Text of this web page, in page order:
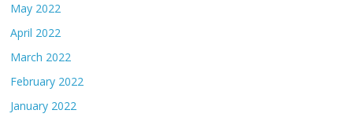
May 2022
April 2022
March 2022
February 2022
January 2022